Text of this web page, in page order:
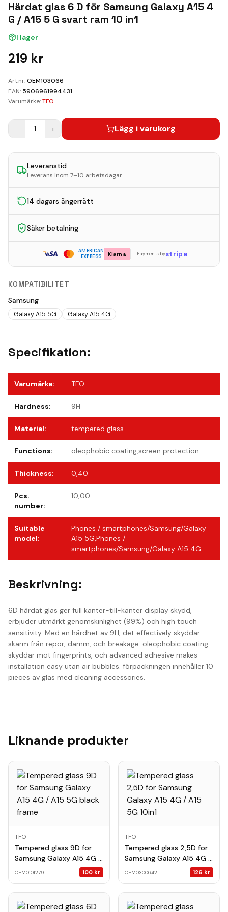
Kundvagn
Boka Reparation
Härdat glas 6 D för Samsung Galaxy A15 4
G / A15 5 G svart ram 10 in1
I lager
219 kr
Art.nr:OEM103066
EAN: 5906961994431
Varumärke:TFO
− 1 + Lägg i varukorg
Leveranstid
Leverans inom 7–10 arbetsdagar
14 dagars ångerrätt
Säker betalning
AMERICAN
EXPRESS
Klarna Payments bystripe
KOMPATIBILITET
Samsung
Galaxy A15 5G Galaxy A15 4G
Specifikation:
Varumärke: TFO
Hardness: 9H
Material: tempered glass
Functions: oleophobic coating,screen protection
Thickness: 0,40
Pcs.
number:
10,00
Suitable
model:
Phones / smartphones/Samsung/Galaxy
A15 5G,Phones /
smartphones/Samsung/Galaxy A15 4G
Beskrivning:
6D härdat glas ger full kanter-till-kanter display skydd,
erbjuder utmärkt genomskinlighet (99%) och high touch
sensitivity. Med en hårdhet av 9H, det effectively skyddar
skärm från repor, damm, och breakage. oleophobic coating
skyddar mot fingerprints, och advanced adhesive makes
installation easy utan air bubbles. förpackningen innehåller 10
pieces av glas med cleaning accessories.
Liknande produkter
TFO
Tempered glass 9D for
Samsung Galaxy A15 4G /
A15 5G black frame
OEM0101279 100 kr
TFO
Tempered glass 2,5D for
Samsung Galaxy A15 4G /
OEM0300642 126 kr